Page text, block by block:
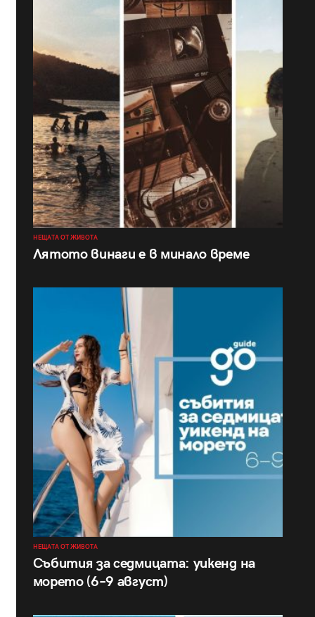
НЕЩАТА ОТ ЖИВОТА
Лятото винаги е в минало време
НЕЩАТА ОТ ЖИВОТА
Събития за седмицата: уикенд на
морето (6–9 август)